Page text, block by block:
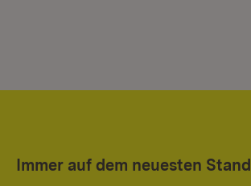
Immer auf dem neuesten Stand